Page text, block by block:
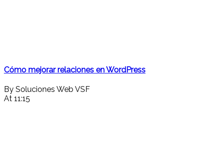
Cómo mejorar relaciones en WordPress
By Soluciones Web VSF
At 11:15